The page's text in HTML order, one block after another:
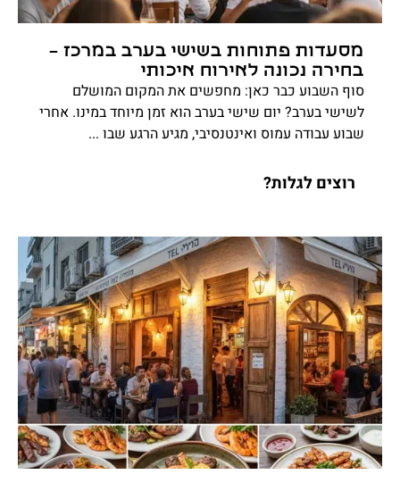
מסעדות פתוחות בשישי בערב במרכז –
בחירה נכונה לאירוח איכותי
סוף השבוע כבר כאן: מחפשים את המקום המושלם
לשישי בערב? יום שישי בערב הוא זמן מיוחד במינו. אחרי
שבוע עבודה עמוס ואינטנסיבי, מגיע הרגע שבו ...
רוצים לגלות?